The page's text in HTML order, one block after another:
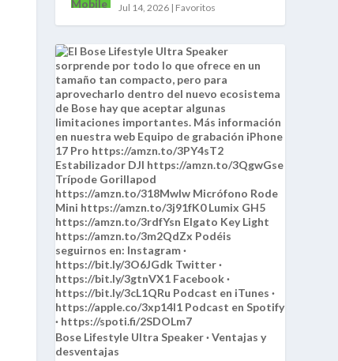
Jul 14, 2026 | Favoritos
Bose Lifestyle Ultra Speaker · Ventajas y
desventajas